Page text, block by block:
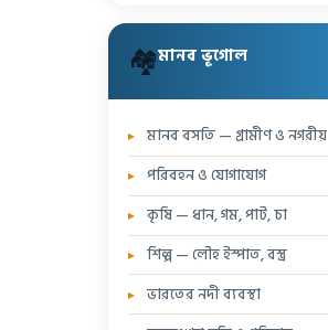
🏘️মানব ভূগোল
মানব বসতি — গ্রামীণ ও নগরীয়
পরিবহন ও যোগাযোগ
কৃষি — ধান, গম, পাট, চা
শিল্প — লৌহ ইস্পাত, বস্ত্র
ভারতের নদী ব্যবস্থা